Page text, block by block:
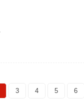
3 4 5 6